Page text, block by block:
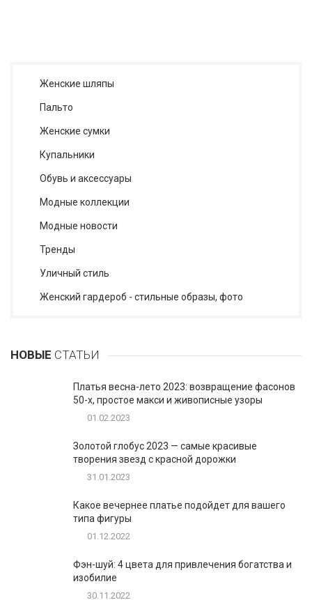
Женские шляпы
Пальто
Женские сумки
Купальники
Обувь и аксессуары
Модные коллекции
Модные новости
Тренды
Уличный стиль
Женский гардероб - стильные образы, фото
НОВЫЕ СТАТЬИ
Платья весна-лето 2023: возвращение фасонов
50-х, простое макси и живописные узоры
01.02.2023
Золотой глобус 2023 — самые красивые
творения звезд с красной дорожки
31.01.2023
Какое вечернее платье подойдет для вашего
типа фигуры
01.12.2022
Фэн-шуй: 4 цвета для привлечения богатства и
изобилие
30.11.2022